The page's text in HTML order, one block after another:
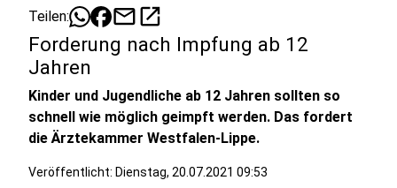
Teilen: mailopen_in_new
Forderung nach Impfung ab 12
Jahren
Kinder und Jugendliche ab 12 Jahren sollten so
schnell wie möglich geimpft werden. Das fordert
die Ärztekammer Westfalen-Lippe.
Veröffentlicht: Dienstag, 20.07.2021 09:53